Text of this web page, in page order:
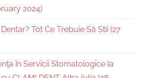
2024)
Tot Ce Trebuie Să Știi (27
în Servicii Stomatologice la